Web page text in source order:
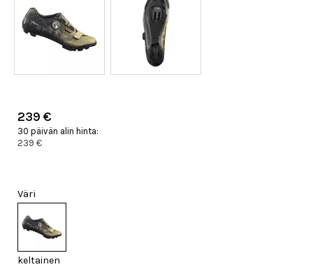
239 €
30 päivän alin hinta:
239 €
Väri
keltainen